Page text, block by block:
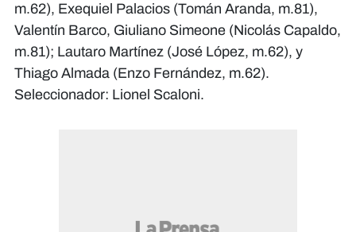
m.62), Exequiel Palacios (Tomán Aranda, m.81),
Valentín Barco, Giuliano Simeone (Nicolás Capaldo,
m.81); Lautaro Martínez (José López, m.62), y
Thiago Almada (Enzo Fernández, m.62).
Seleccionador: Lionel Scaloni.